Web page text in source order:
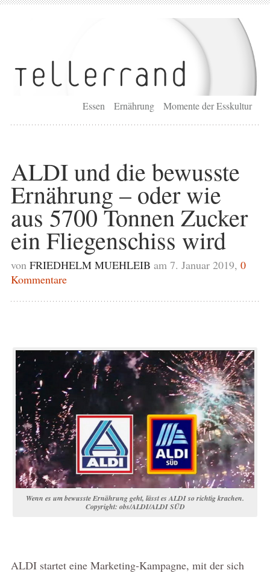
Essen Ernährung Momente der Esskultur
ALDI und die bewusste
Ernährung – oder wie
aus 5700 Tonnen Zucker
ein Fliegenschiss wird
von FRIEDHELM MUEHLEIB am 7. Januar 2019, 0
Kommentare
Wenn es um bewusste Ernährung geht, lässt es ALDI so richtig krachen.
Copyright: obs/ALDI/ALDI SÜD
ALDI startet eine Marketing-Kampagne, mit der sich